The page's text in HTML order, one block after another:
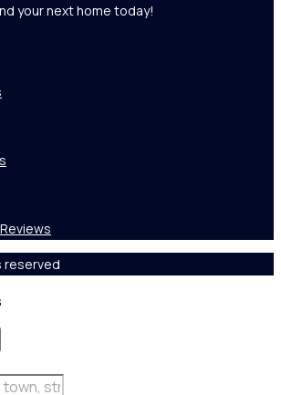
your next home today!
reserved